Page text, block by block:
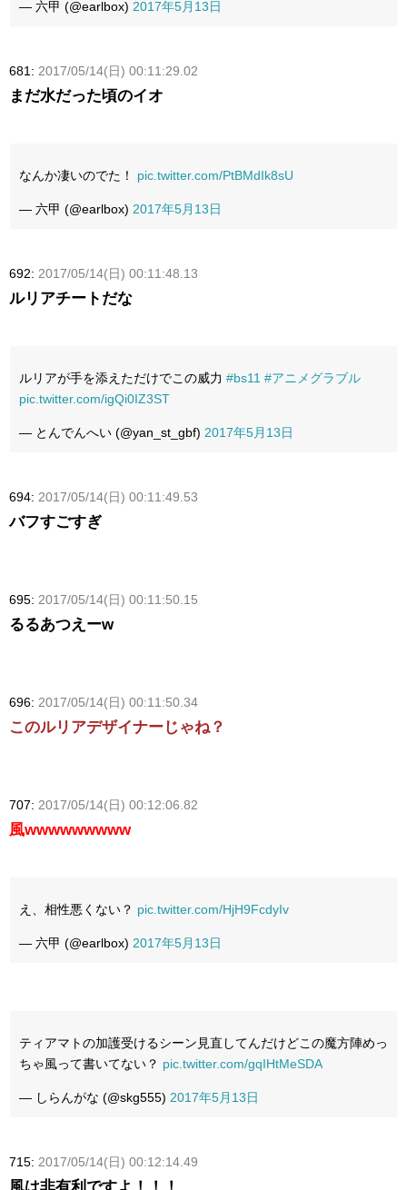
— 六甲 (@earlbox) 2017年5月13日
681: 2017/05/14(日) 00:11:29.02
まだ水だった頃のイオ
なんか凄いのでた！ pic.twitter.com/PtBMdIk8sU
— 六甲 (@earlbox) 2017年5月13日
692: 2017/05/14(日) 00:11:48.13
ルリアチートだな
ルリアが手を添えただけでこの威力 #bs11 #アニメグラブル
pic.twitter.com/igQi0IZ3ST
— とんでんへい (@yan_st_gbf) 2017年5月13日
694: 2017/05/14(日) 00:11:49.53
バフすごすぎ
695: 2017/05/14(日) 00:11:50.15
るるあつえーw
696: 2017/05/14(日) 00:11:50.34
このルリアデザイナーじゃね？
707: 2017/05/14(日) 00:12:06.82
風wwwwwwwww
え、相性悪くない？ pic.twitter.com/HjH9FcdyIv
— 六甲 (@earlbox) 2017年5月13日
ティアマトの加護受けるシーン見直してんだけどこの魔方陣めっ
ちゃ風って書いてない？ pic.twitter.com/gqIHtMeSDA
— しらんがな (@skg555) 2017年5月13日
715: 2017/05/14(日) 00:12:14.49
風は非有利ですよ！！！